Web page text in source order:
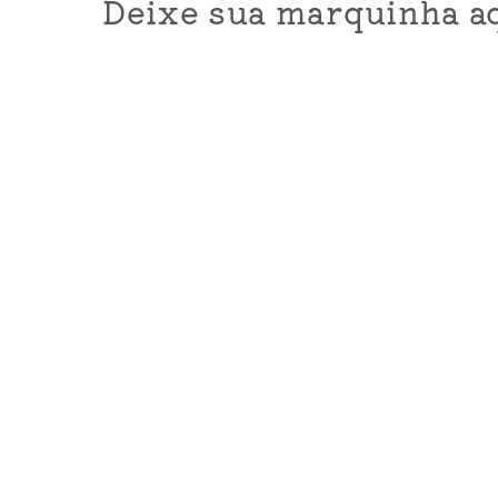
Deixe sua marquinha